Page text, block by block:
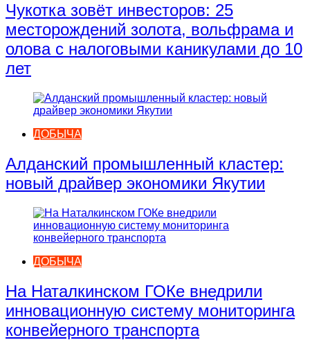
Чукотка зовёт инвесторов: 25
месторождений золота, вольфрама и
олова с налоговыми каникулами до 10
лет
ДОБЫЧА
Алданский промышленный кластер:
новый драйвер экономики Якутии
ДОБЫЧА
На Наталкинском ГОКе внедрили
инновационную систему мониторинга
конвейерного транспорта